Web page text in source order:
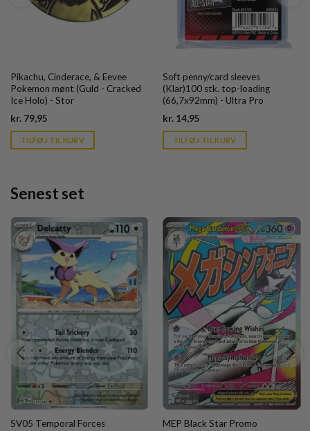
Pikachu, Cinderace, & Eevee
Pokemon mønt (Guld - Cracked
Ice Holo) - Stor
kr. 79,95
is:
kr. 39,95.
TILFØJ TIL KURV
Soft penny/card sleeves
(Klar)100 stk. top-loading
(66,7x92mm) - Ultra Pro
kr.14,95Current
is:
kr. 39,95.
TILFØJ TIL KURV
Senest set
SV05 Temporal Forces
MEP Black Star Promo